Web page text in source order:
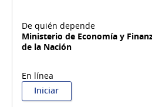
Ministerio de Economía y
de la Nación
Iniciar:
AIN-